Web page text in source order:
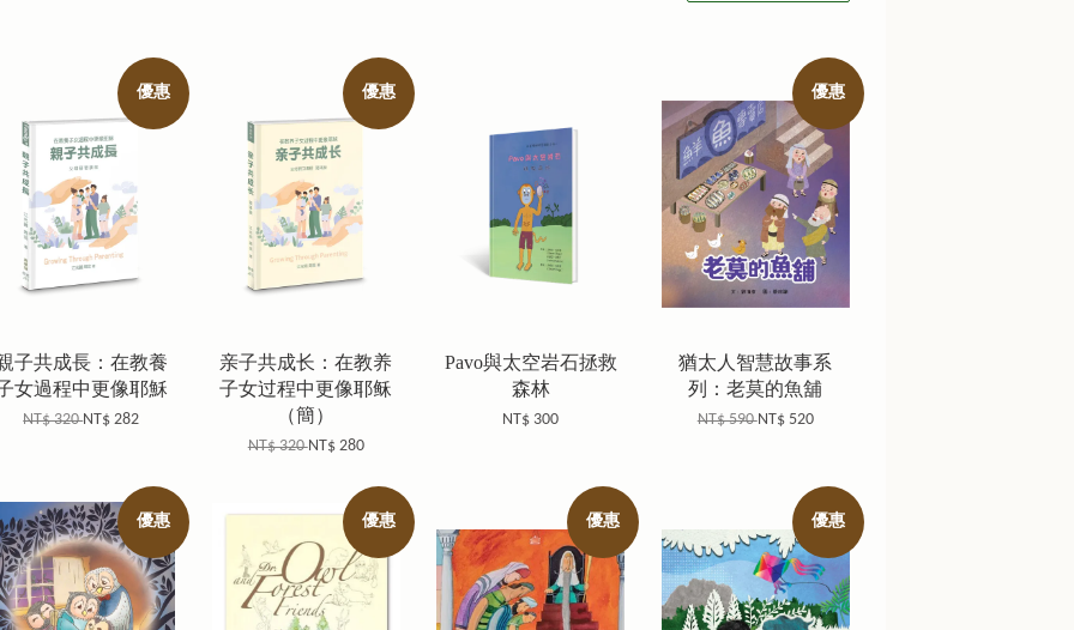
優惠
子共成長：在教養
女過程中更像耶穌
NT$ 320NT$ 282
優惠
亲子共成长：在教养
子女过程中更像耶稣
（簡）
NT$ 320NT$ 280
Pavo與太空岩石拯救
森林
NT$ 300
優惠
猶太人智慧故事系
列：老莫的魚舖
NT$ 590NT$ 520
優惠 優惠 優惠 優惠